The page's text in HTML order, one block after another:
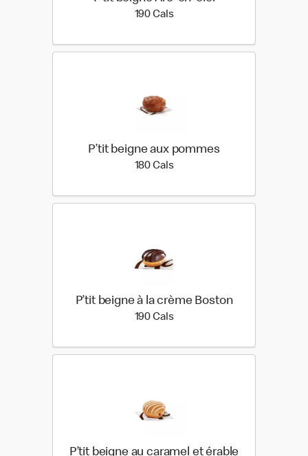
190 Cals190 calories
P’tit beigne aux pommes
180 Cals180 calories
P’tit beigne à la crème Boston
190 Cals190 calories
P’tit beigne au caramel et érable